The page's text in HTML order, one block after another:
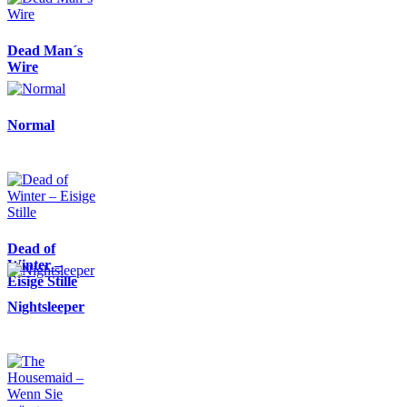
Dead Man´s
Wire
Normal
Dead of
Winter –
Eisige Stille
Nightsleeper